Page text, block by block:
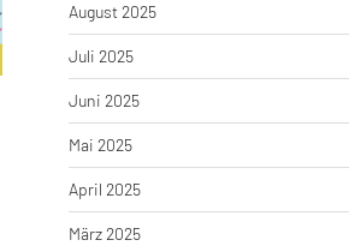
August 2025
Juli 2025
Juni 2025
Mai 2025
April 2025
März 2025